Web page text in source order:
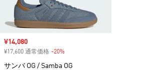
セール価格
¥14,080
¥17,600 通常価格 -20%
サンバ OG / Samba OG